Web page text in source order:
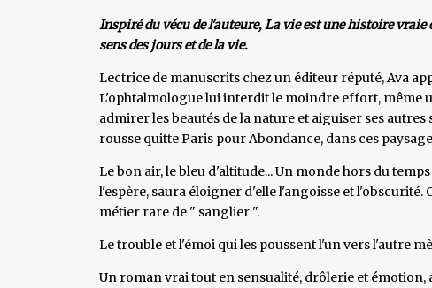
Inspiré du vécu de l'auteure, La vie est une histoire
sens des jours et de la vie.
Lectrice de manuscrits chez un éditeur réputé, Ava
L'ophtalmologue lui interdit le moindre effort, même
admirer les beautés de la nature et aiguiser ses
rousse quitte Paris pour Abondance, dans ces
Le bon air, le bleu d'altitude... Un monde hors du
l'espère, saura éloigner d'elle l'angoisse et l'obscurité.
métier rare de " sanglier ".
Le trouble et l'émoi qui les poussent l'un vers l'autre
Un roman vrai tout en sensualité, drôlerie et